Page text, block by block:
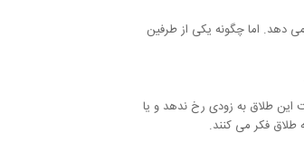
دهد. اما چگونه یکی از طرفین
این طلاق به زودی رخ ندهد و یا
طلاق فکر می کنند.